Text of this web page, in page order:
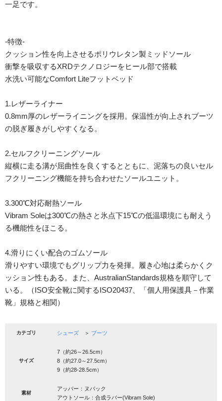
一足です。
-特徴-
クッション性を向上させるポリウレタン製ミッドソール
衝撃を吸収するXRDテクノロジーをヒール部で搭載
水洗い可能なComfort Liteフットベッド
1.レザーライナー
0.8mm厚のレザーライニングを採用。保温性が向上されブーツ
の脱ぎ履きがしやすくなる。
2.セルフクリーニングソール
縦横に走る溝が屈曲性を良くするとともに、泥落ちの良いセル
フクリーニング機能を持ち合わせたソールユニット。
3.300℃対応耐熱ソール
Vibram Soleは300℃の熱さと氷点下15℃の低温環境にも耐えう
る機能性をほこる。
4.滑りにくい配合のゴムソール
滑りやすい環境でもグリップ力を発揮。履き心地は柔らかくク
ッション性もある。また、AustralianStandards規格を順守して
いる。（ISO安全靴に関するISO20437、「個人用保護具－作業
靴」規格と相関）
カテゴリ シューズ ＞ ブーツ
サイズ
7（約26～26.5cm）
8（約27.0～27.5cm）
9（約28-28.5cm）
素材
アッパー：ヌバック
アウトソール：合成ラバー(Vibram Sole)